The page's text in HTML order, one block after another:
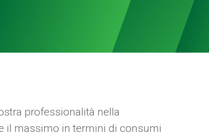
professionalità nella
il massimo in termini di consumi